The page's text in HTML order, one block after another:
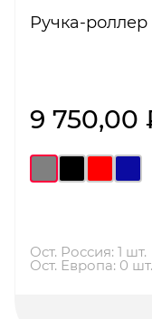
Ручка-роллер
9 750,00
Ост. Россия: 1 шт.
Ост. Европа: 0 шт.